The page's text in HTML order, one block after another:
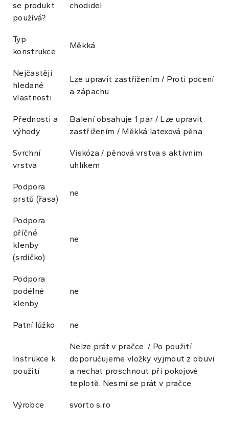
se produkt
používá?
chodidel
Typ
konstrukce
Měkká
Nejčastěji
hledané
vlastnosti
Lze upravit zastřižením / Proti pocení
a zápachu
Přednosti a
výhody
Balení obsahuje 1 pár / Lze upravit
zastřižením / Měkká latexová pěna
Svrchní
vrstva
Viskóza / pěnová vrstva s aktivním
uhlíkem
Podpora
prstů (řasa)
ne
Podpora
příčné
klenby
(srdíčko)
ne
Podpora
podélné
klenby
ne
Patní lůžko ne
Instrukce k
použití
Nelze prát v pračce. / Po použití
doporučujeme vložky vyjmout z obuvi
a nechat proschnout při pokojové
teplotě. Nesmí se prát v pračce.
Výrobce svorto s.r.o